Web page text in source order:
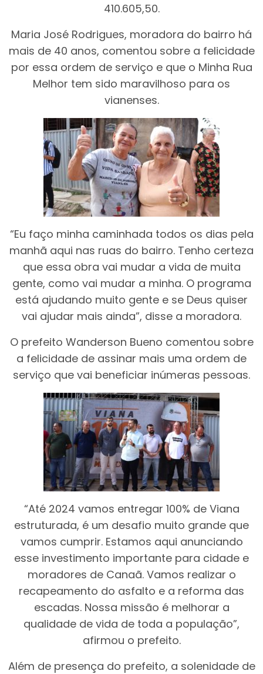
410.605,50.
Maria José Rodrigues, moradora do bairro há
mais de 40 anos, comentou sobre a felicidade
por essa ordem de serviço e que o Minha Rua
Melhor tem sido maravilhoso para os
vianenses.
“Eu faço minha caminhada todos os dias pela
manhã aqui nas ruas do bairro. Tenho certeza
que essa obra vai mudar a vida de muita
gente, como vai mudar a minha. O programa
está ajudando muito gente e se Deus quiser
vai ajudar mais ainda”, disse a moradora.
O prefeito Wanderson Bueno comentou sobre
a felicidade de assinar mais uma ordem de
serviço que vai beneficiar inúmeras pessoas.
“Até 2024 vamos entregar 100% de Viana
estruturada, é um desafio muito grande que
vamos cumprir. Estamos aqui anunciando
esse investimento importante para cidade e
moradores de Canaã. Vamos realizar o
recapeamento do asfalto e a reforma das
escadas. Nossa missão é melhorar a
qualidade de vida de toda a população”,
afirmou o prefeito.
Além de presença do prefeito, a solenidade de